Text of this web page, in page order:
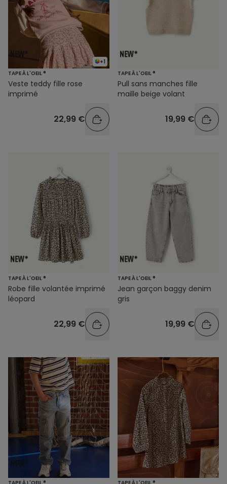
+1
TAPE À L'OEIL ®
Veste teddy fille rose
imprimé
22,99 €
TAPE À L'OEIL ®
Pull sans manches fille
maille beige volant
19,99 €
TAPE À L'OEIL ®
Robe fille volantée imprimé
léopard
22,99 €
TAPE À L'OEIL ®
Jean garçon baggy denim
gris
19,99 €